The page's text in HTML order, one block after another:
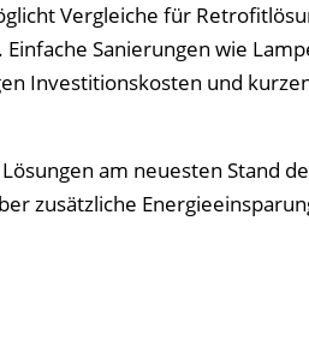
Vergleiche für
Sanierungen wie
Investitionskosten und
am neuesten Stand
zusätzliche